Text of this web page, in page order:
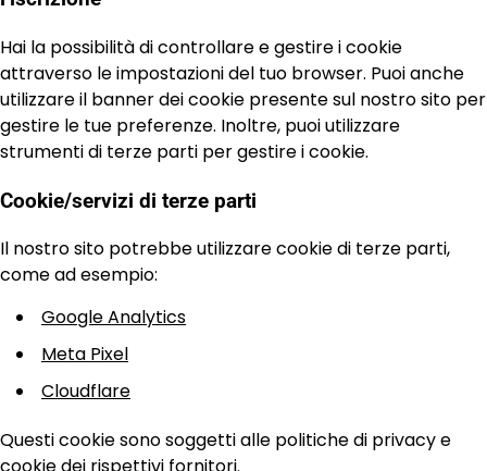
Hai la possibilità di controllare e gestire i cookie
attraverso le impostazioni del tuo browser. Puoi anche
utilizzare il banner dei cookie presente sul nostro sito per
gestire le tue preferenze. Inoltre, puoi utilizzare
strumenti di terze parti per gestire i cookie.
Cookie/servizi di terze parti
Il nostro sito potrebbe utilizzare cookie di terze parti,
come ad esempio:
Google Analytics
Meta Pixel
Cloudflare
Questi cookie sono soggetti alle politiche di privacy e